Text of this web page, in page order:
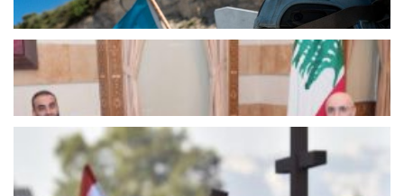
اخبار محلية أغسطس 6, 2026
الحجار: تبادل المعلومات مفتاح التنسيق
الأمني مع سوريا
اخبار محلية أغسطس 6, 2026
تحت عنوان “النزيف الخطير مستمر…
ننتظر ردكم …”المسيحيون “ينقرضون”